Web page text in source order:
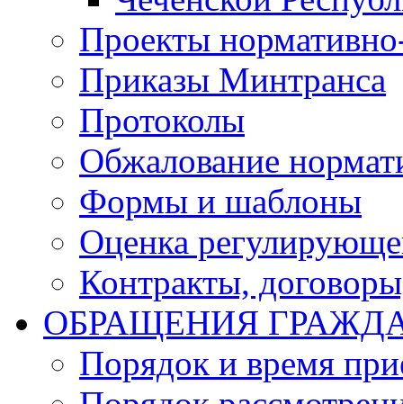
Проекты
Приказы Минтранса
Протоколы
Обжалование
Формы и шаблоны
Оценка
Контракты,
ОБРАЩЕНИЯ
Порядок и время